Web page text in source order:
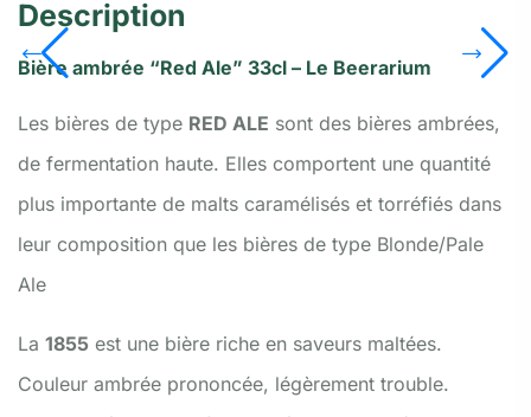
Description
Bière ambrée “Red Ale” 33cl – Le Beerarium
Les bières de type RED ALE sont des bières ambrées,
de fermentation haute. Elles comportent une quantité
plus importante de malts caramélisés et torréfiés dans
leur composition que les bières de type Blonde/Pale
Ale
La 1855 est une bière riche en saveurs maltées.
Couleur ambrée prononcée, légèrement trouble.